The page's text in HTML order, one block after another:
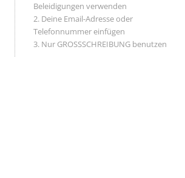
Beleidigungen verwenden
Deine Email-Adresse oder
Telefonnummer einfügen
Nur GROSSSCHREIBUNG benutzen